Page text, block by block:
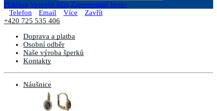
Přihlásit Vytvořit účet Zapomenuté heslo
Telefon
Email Více
Zavřít
+420 725 535 406
Doprava a platba
Osobní odběr
Naše výroba šperků
Kontakty
Náušnice